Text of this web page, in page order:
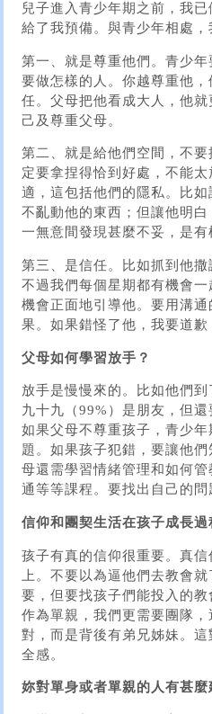
兒子進入青少年期之前，我
給了我預備。與青少年相處，
第一、就是尊重他們。青少
要做怎樣的人。你越尊重他
任。父母把他看成大人，他
己及尊重父母。
第二、就是給他們空間，不
定要拿捏得恰到好處，不能
適，這包括他們的隱私。比如
不亂動他的東西；但讓他明
一無意間發現甚麼不妥，是有
第三、是信任。比如抓到他撒
不過我們每個星期都有機會
機會正面地引導他。要用溝
果。如果錯怪了他，我要道歉
父母如何學習放手？
放手是慢慢來的。比如他們
九十九（99%）是朋友，但還
如果父母不尊重孩子，青少
題。如果孩子犯錯，要讓他
母還需學習情緒管理和如何
通等等課程。要找出自己的問
信仰和團契生活在孩子成長過
孩子有真的信仰很重要。真
上。不要以為逼他們去教會
要，但要找孩子們能投入的教
作為單親，我們更需要團隊
對，而是背後有弟兄姊妹。
全感。
妳對單身或者單親的人有甚麼